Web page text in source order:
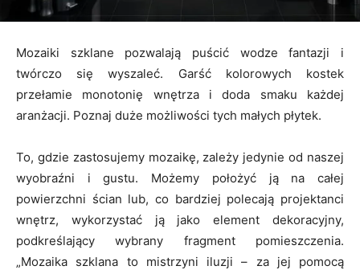
Mozaiki szklane pozwalają puścić wodze fantazji i
twórczo się wyszaleć. Garść kolorowych kostek
przełamie monotonię wnętrza i doda smaku każdej
aranżacji. Poznaj duże możliwości tych małych płytek.
To, gdzie zastosujemy mozaikę, zależy jedynie od naszej
wyobraźni i gustu. Możemy położyć ją na całej
powierzchni ścian lub, co bardziej polecają projektanci
wnętrz, wykorzystać ją jako element dekoracyjny,
podkreślający wybrany fragment pomieszczenia.
„Mozaika szklana to mistrzyni iluzji – za jej pomocą